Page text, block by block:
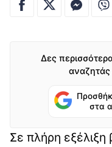
Δες
αναζητάς
στα
Σε πλήρη εξέλιξη